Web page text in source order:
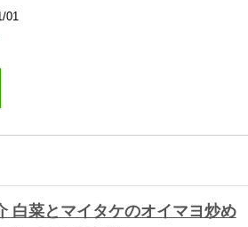
01
白菜とマイタケのオイマヨ炒め